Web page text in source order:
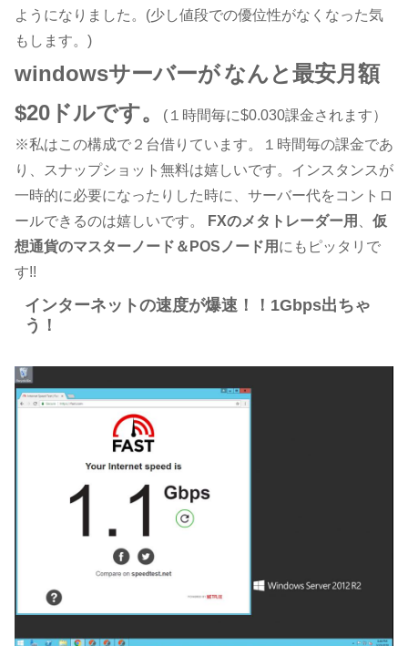
ようになりました。(少し値段での優位性がなくなった気
もします。)
windowsサーバーがなんと最安月額
$20ドルです。
(１時間毎に$0.030課金されます）
※私はこの構成で２台借りています。１時間毎の課金であ
り、スナップショット無料は嬉しいです。インスタンスが
一時的に必要になったりした時に、サーバー代をコントロ
ールできるのは嬉しいです。
FXのメタトレーダー用 、 仮
想通貨のマスターノード＆POSノード用 にもピッタリで
す!!
インターネットの速度が爆速！！1Gbps出ちゃ
う！